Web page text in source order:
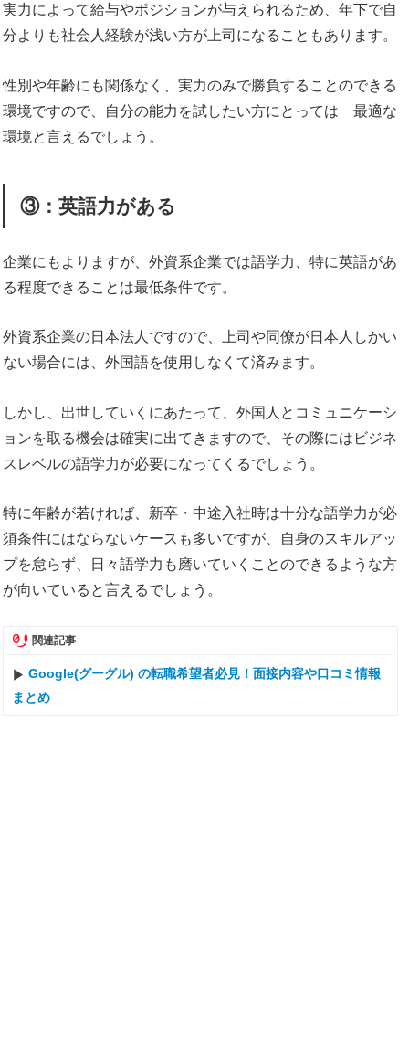
実力によって給与やポジションが与えられるため、年下で自
分よりも社会人経験が浅い方が上司になることもあります。
性別や年齢にも関係なく、実力のみで勝負することのできる
環境ですので、自分の能力を試したい方にとっては 最適な
環境と言えるでしょう。
③：英語力がある
企業にもよりますが、外資系企業では語学力、特に英語があ
る程度できることは最低条件です。
外資系企業の日本法人ですので、上司や同僚が日本人しかい
ない場合には、外国語を使用しなくて済みます。
しかし、出世していくにあたって、外国人とコミュニケーシ
ョンを取る機会は確実に出てきますので、その際にはビジネ
スレベルの語学力が必要になってくるでしょう。
特に年齢が若ければ、新卒・中途入社時は十分な語学力が必
須条件にはならないケースも多いですが、自身のスキルアッ
プを怠らず、日々語学力も磨いていくことのできるような方
が向いていると言えるでしょう。
関連記事
Google(グーグル) の転職希望者必見！面接内容や口コミ情報
まとめ